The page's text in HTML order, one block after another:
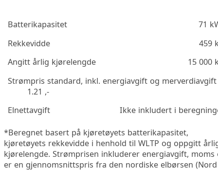
Batterikapasitet
71
Rekkevidde
459
Angitt årlig kjørelengde
15 000
Strømpris standard, inkl. energiavgift og merverdiavgift
1.21 ,-
Elnettavgift
Ikke inkludert i
*Beregnet basert på kjøretøyets batterikapasitet,
kjøretøyets rekkevidde i henhold til WLTP og oppgitt
kjørelengde. Strømprisen inkluderer energiavgift, moms
er en gjennomsnittspris fra den nordiske elbørsen (Nord